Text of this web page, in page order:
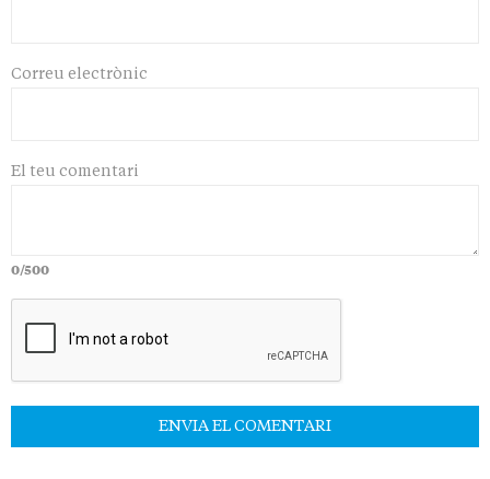
Correu electrònic
El teu comentari
0/500